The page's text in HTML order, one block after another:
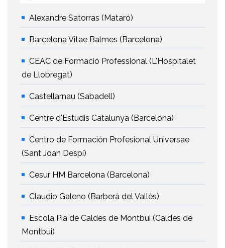
Alexandre Satorras (Mataró)
Barcelona Vitae Balmes (Barcelona)
CEAC de Formació Professional (L'Hospitalet
de Llobregat)
Castellarnau (Sabadell)
Centre d'Estudis Catalunya (Barcelona)
Centro de Formación Profesional Universae
(Sant Joan Despí)
Cesur HM Barcelona (Barcelona)
Claudio Galeno (Barberà del Vallès)
Escola Pia de Caldes de Montbui (Caldes de
Montbui)